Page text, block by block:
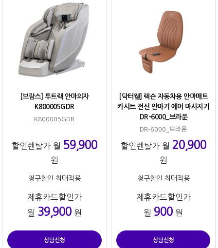
[브람스] 투트랙 안마의자
K800005GDR
K800005GDR
할인렌탈가 월 59,900
원
청구할인 최대적용
제휴카드할인가
월 39,900원
상담신청
[닥터웰] 렉슨 자동차용 안마매트
카시트 전신 안마기 에어 마사지기
DR-6000_브라운
DR-6000_브라운
할인렌탈가 월 20,900
원
청구할인 최대적용
제휴카드할인가
월 900 원
상담신청